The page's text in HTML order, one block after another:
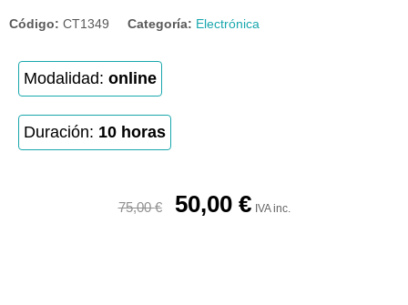
Código: CT1349 Categoría: Electrónica
Modalidad: online
Duración: 10 horas
75,00€ 50,00 € IVA inc.